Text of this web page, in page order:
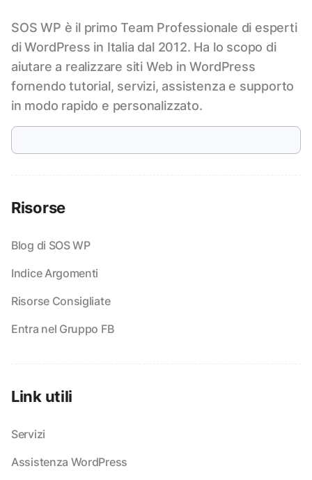
SOS WP è il primo Team Professionale di esperti
di WordPress in Italia dal 2012. Ha lo scopo di
aiutare a realizzare siti Web in WordPress
fornendo tutorial, servizi, assistenza e supporto
in modo rapido e personalizzato.
Risorse
Blog di SOS WP
Indice Argomenti
Risorse Consigliate
Entra nel Gruppo FB
Link utili
Servizi
Assistenza WordPress